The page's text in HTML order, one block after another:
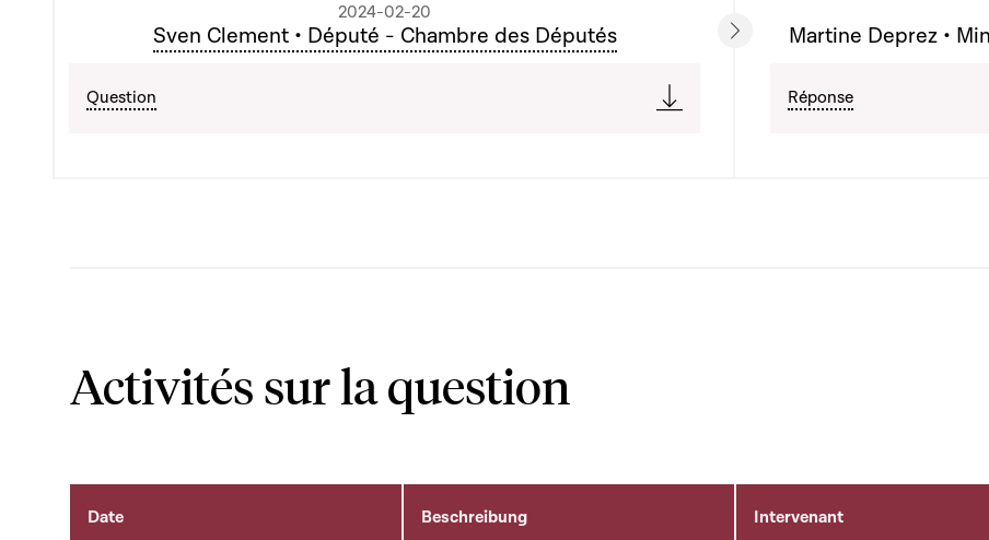
2024-02-20
Sven Clement • Député - Chambre des Députés
Question
Martine Deprez •
Réponse
Activités sur la question
Date Beschreibung Intervenant